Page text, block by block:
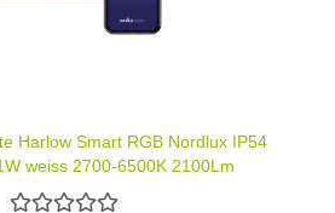
Harlow Smart RGB Nordlux IP54
weiss 2700-6500K 2100Lm
2110806101